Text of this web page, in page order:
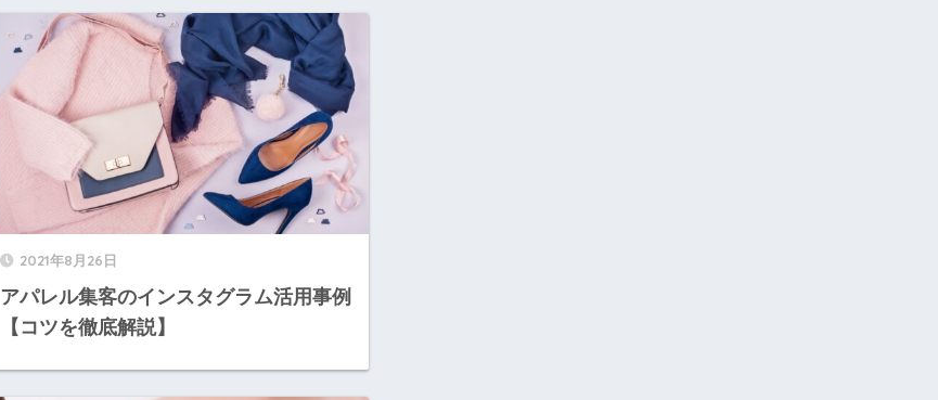
2021年8月26日
アパレル集客のインスタグラム活用事例
【コツを徹底解説】